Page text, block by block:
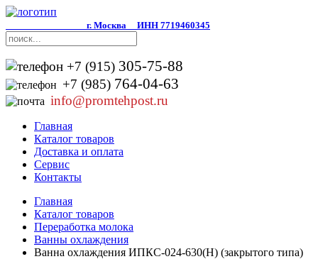
г. Москва ИНН 7719460345
+7 (915) 305-75-88
+7 (985) 764-04-63
info@promtehpost.ru
Главная
Каталог товаров
Доставка и оплата
Сервис
Контакты
Главная
Каталог товаров
Переработка молока
Ванны охлаждения
Ванна охлаждения ИПКС-024-630(Н) (закрытого типа)